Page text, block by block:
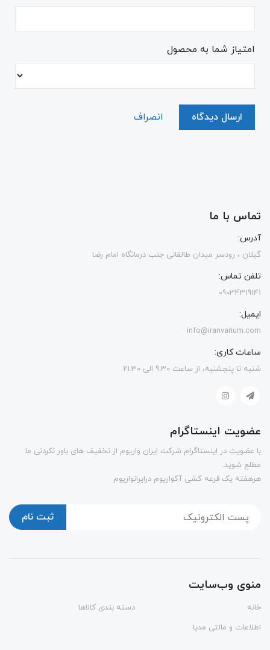
امتیاز شما به محصول
ارسال دیدگاه انصراف
تماس با ما
آدرس:
گیلان ، رودسر میدان طالقانی جنب درمانگاه امام رضا
تلفن تماس:
09034319141
ایمیل:
info@iranvarium.com
ساعات کاری:
شنبه تا پنجشنبه، از ساعت 9.30 الی 21.30
عضویت اینستاگرام
با عضویت در اینستاگرام شرکت ایران واریوم از تخفیف های باور نکردنی ما
مطلع شوید.
هرهفته یک قرعه کشی آکواریوم درایرانواریوم
ثبت نام
منوی وب‌سایت
خانه
دسته بندی کالاها
اطلاعات و مالتی مدیا